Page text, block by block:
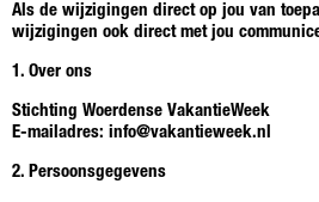
Als de wijzigingen direct op jou van
wijzigingen ook direct met jou
1. Over ons
Stichting Woerdense VakantieWeek
E-mailadres: info@vakantieweek.nl
2. Persoonsgegevens